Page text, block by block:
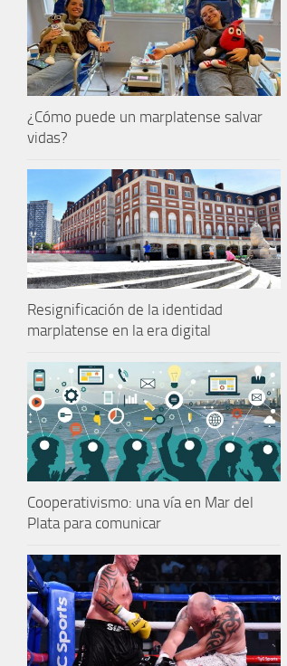
¿Cómo puede un marplatense salvar
vidas?
Resignificación de la identidad
marplatense en la era digital
Cooperativismo: una vía en Mar del
Plata para comunicar